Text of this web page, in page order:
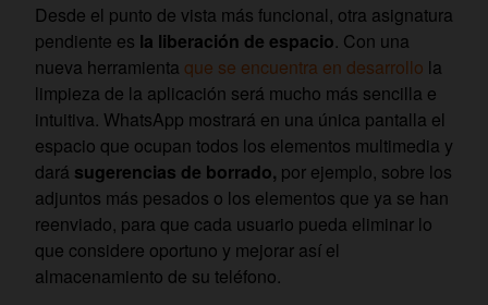
Desde el punto de vista más funcional, otra asignatura
pendiente es la liberación de espacio. Con una
nueva herramienta que se encuentra en desarrollo la
limpieza de la aplicación será mucho más sencilla e
intuitiva. WhatsApp mostrará en una única pantalla el
espacio que ocupan todos los elementos multimedia y
dará sugerencias de borrado, por ejemplo, sobre los
adjuntos más pesados o los elementos que ya se han
reenviado, para que cada usuario pueda eliminar lo
que considere oportuno y mejorar así el
almacenamiento de su teléfono.